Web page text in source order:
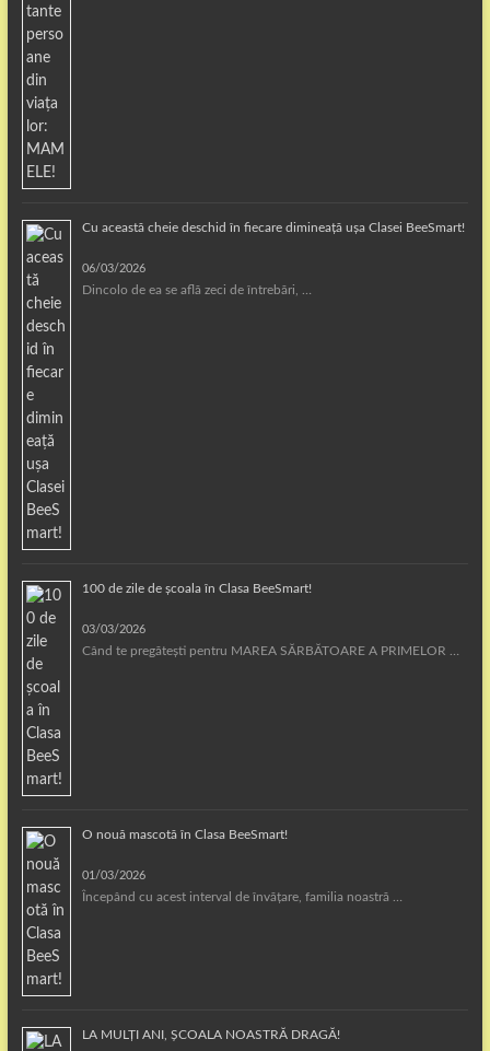
Cu această cheie deschid în fiecare dimineață ușa Clasei BeeSmart!
06/03/2026
Dincolo de ea se află zeci de întrebări, …
100 de zile de școala în Clasa BeeSmart!
03/03/2026
Când te pregătești pentru MAREA SĂRBĂTOARE A PRIMELOR …
O nouă mascotă în Clasa BeeSmart!
01/03/2026
Începând cu acest interval de învățare, familia noastră …
LA MULȚI ANI, ȘCOALA NOASTRĂ DRAGĂ!